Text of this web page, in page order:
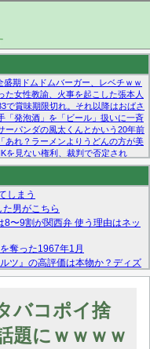
盛期ドムドムバーガー、レベチｗｗ
女性教諭、火事を起こした張本人
で賞味期限切れ。それ以降はおばさ
「発泡酒」を「ビール」扱いに一斉
ーパンダの風太くんとかいう20年前
あれ？ラーメンよりうどんの方が美
を見ない権利、裁判で否定され
」(1) 10:【悲報】日本企業の人手不
しまう
男がこちら
8〜9割が関西弁 使う理由はネッ
奪った1967年1月
ツ』の高評価は本物か？ディズ
の本音とMCUの未来を徹底考
新規獲得ならず？北川莉央が1
像貼ってくよ
バコポイ捨
題にｗｗｗｗ